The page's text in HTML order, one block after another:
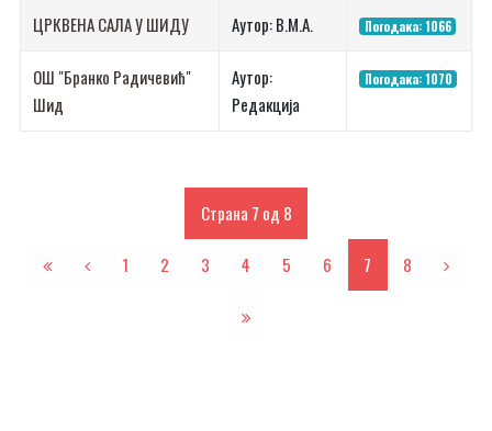
ЦРКВЕНА САЛА У ШИДУ Аутор: В.М.А. Погодака: 1066
ОШ "Бран­ко Ра­ди­че­вић"
Шид
Аутор:
Редакција
Погодака: 1070
1 2 3 4 5 6 7 8
Страна 7 од 8